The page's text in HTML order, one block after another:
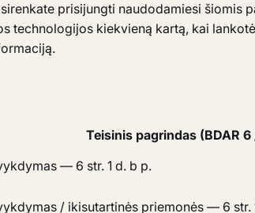
prisijungti naudodamiesi šiomis
technologijos kiekvieną kartą, kai
Teisinis pagrindas (BDAR 6
— 6 str. 1 d. b p.
/ ikisutartinės priemonės — 6 str.